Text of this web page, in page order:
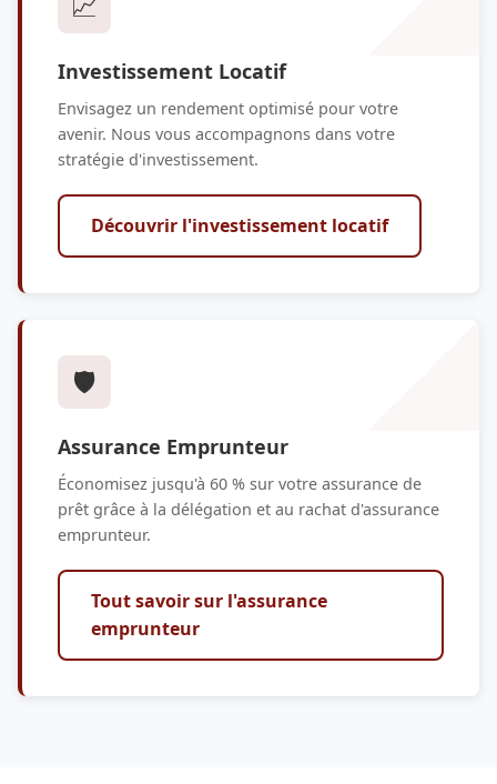
Investissement Locatif
Envisagez un rendement optimisé pour votre
avenir. Nous vous accompagnons dans votre
stratégie d'investissement.
Découvrir l'investissement locatif
🛡️
Assurance Emprunteur
Économisez jusqu'à 60 % sur votre assurance de
prêt grâce à la délégation et au rachat d'assurance
emprunteur.
Tout savoir sur l'assurance
emprunteur